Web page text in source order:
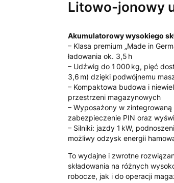
Litowo-jonowy
Akumulatorowy wysokiego
– Klasa premium „Made in
ładowania ok. 3,5 h
– Udźwig do 1 000 kg, pięć
3,6 m) dzięki podwójnemu
– Kompaktowa budowa i
przestrzeni magazynowych
– Wyposażony w
zabezpieczenie PIN oraz
– Silniki: jazdy 1 kW,
możliwy odzysk energii
To wydajne i zwrotne
składowania na różnych
robocze, jak i do operacji